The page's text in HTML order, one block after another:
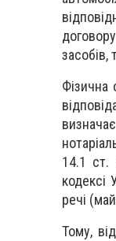
засобів,
Фізична
14.1 ст.
кодексі
речі
Тому,